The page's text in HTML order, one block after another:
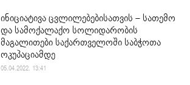
ინიციატივა ცვლილებებისათვის – სათემო
და სამოქალაქო სოლიდარობის
მაგალითები საქართველოში საბჭოთა
ოკუპაციამდე
05.04.2022. 13:41